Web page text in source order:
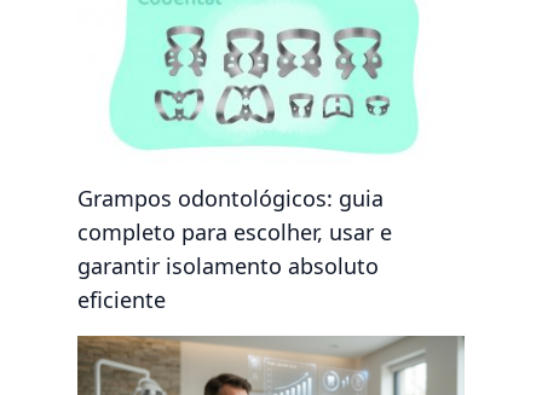
Grampos odontológicos: guia
completo para escolher, usar e
garantir isolamento absoluto
eficiente